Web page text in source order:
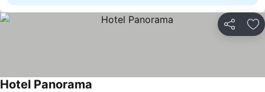
Compartir
Hotel Panorama